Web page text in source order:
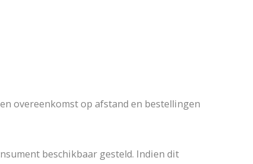
overeenkomst op afstand en bestellingen
beschikbaar gesteld. Indien dit